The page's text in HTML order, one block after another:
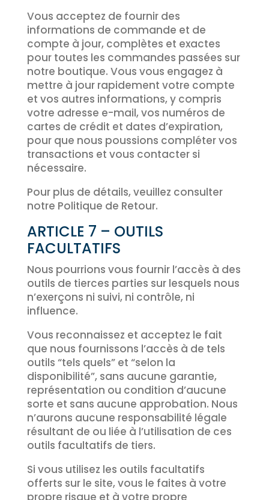
Vous acceptez de fournir des
informations de commande et de
compte à jour, complètes et exactes
pour toutes les commandes passées sur
notre boutique. Vous vous engagez à
mettre à jour rapidement votre compte
et vos autres informations, y compris
votre adresse e-mail, vos numéros de
cartes de crédit et dates d’expiration,
pour que nous poussions compléter vos
transactions et vous contacter si
nécessaire.
Pour plus de détails, veuillez consulter
notre Politique de Retour.
ARTICLE 7 – OUTILS
FACULTATIFS
Nous pourrions vous fournir l’accès à des
outils de tierces parties sur lesquels nous
n’exerçons ni suivi, ni contrôle, ni
influence.
Vous reconnaissez et acceptez le fait
que nous fournissons l’accès à de tels
outils “tels quels” et “selon la
disponibilité”, sans aucune garantie,
représentation ou condition d’aucune
sorte et sans aucune approbation. Nous
n’aurons aucune responsabilité légale
résultant de ou liée à l’utilisation de ces
outils facultatifs de tiers.
Si vous utilisez les outils facultatifs
offerts sur le site, vous le faites à votre
propre risque et à votre propre